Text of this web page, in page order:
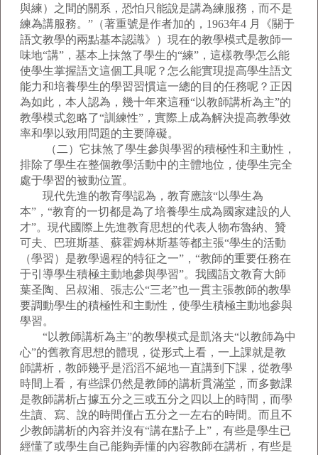
與練）之間的關系，恐怕只能說是講為練服務，而不是
練為講服務。”（著重號是作者加的，1963年4 月《關于
語文教學的兩點基本認識》）現在的教學模式是教師一
味地“講”，基本上抹煞了學生的“練”，這樣教學怎么能
使學生掌握語文這個工具呢？怎么能實現提高學生語文
能力和培養學生的學習習慣這一總的目的任務呢？正因
為如此，本人認為，幾十年來這種“以教師講析為主”的
教學模式忽略了“訓練性”，實際上成為解決提高教學效
率和學以致用問題的主要障礙。
（二）它抹煞了學生參與學習的積極性和主動性，
排除了學生在整個教學活動中的主體地位，使學生完全
處于學習的被動位置。
現代先進的教育學認為，教育應該“以學生為
本”，“教育的一切都是為了培養學生成為國家建設的人
才”。現代國際上先進教育思想的代表人物布魯納、贊
可夫、巴班斯基、蘇霍姆林斯基等都主張“學生的活動
（學習）是教學過程的特征之一”，“教師的重要任務在
于引導學生積極主動地參與學習”。我國語文教育大師
葉圣陶、呂叔湘、張志公“三老”也一貫主張教師的教學
要調動學生的積極性和主動性，使學生積極主動地參與
學習。
“以教師講析為主”的教學模式是凱洛夫“以教師為中
心”的舊教育思想的體現，從形式上看，一上課就是教
師講析，教師幾乎是滔滔不絕地一直講到下課，從教學
時間上看，有些課仍然是教師的講析貫滿堂，而多數課
是教師講析占據五分之三或五分之四以上的時間，而學
生讀、寫、說的時間僅占五分之一左右的時間。而且不
少教師講析的內容并沒有“講在點子上”，有些是學生已
經懂了或學生自己能夠弄懂的內容教師在講析，有些是